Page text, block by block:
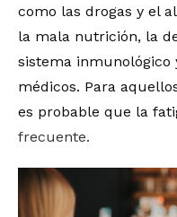
como las drogas y el
la mala nutrición, la
sistema
médicos. Para
es probable que la
frecuente.